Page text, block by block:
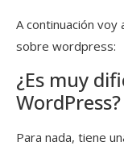
A continuación
sobre wordpress:
¿Es muy
WordPress?
Para nada, tiene